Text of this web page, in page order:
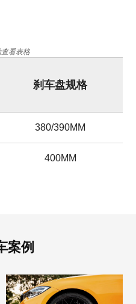
看表格
刹车盘规格
380/390MM
400MM
案例